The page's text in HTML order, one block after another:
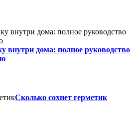
внутри дома: полное руководство
Сколько сохнет герметик